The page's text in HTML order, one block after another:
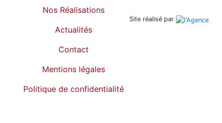
Nos Réalisations
Actualités
Contact
Mentions légales
Politique de confidentialité
Site réalisé par